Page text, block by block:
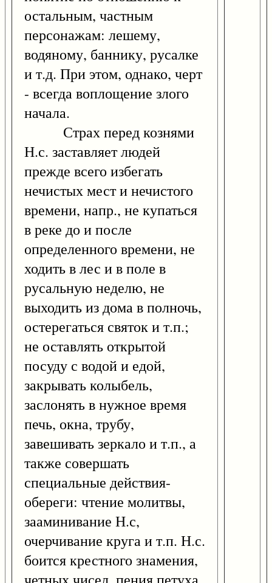
остальным, частным
персонажам: лешему,
водяному, баннику, русалке
и т.д. При этом, однако, черт
- всегда воплощение злого
начала.
Страх перед кознями
Н.с. заставляет людей
прежде всего избегать
нечистых мест и нечистого
времени, напр., не купаться
в реке до и после
определенного времени, не
ходить в лес и в поле в
русальную неделю, не
выходить из дома в полночь,
остерегаться святок и т.п.;
не оставлять открытой
посуду с водой и едой,
закрывать колыбель,
заслонять в нужное время
печь, окна, трубу,
завешивать зеркало и т.п., а
также совершать
специальные действия-
обереги: чтение молитвы,
зааминивание Н.с,
очерчивание круга и т.п. Н.с.
боится крестного знамения,